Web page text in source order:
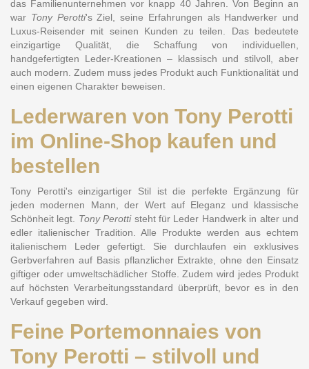
das Familienunternehmen vor knapp 40 Jahren. Von Beginn an
war Tony Perotti's Ziel, seine Erfahrungen als Handwerker und
Luxus-Reisender mit seinen Kunden zu teilen. Das bedeutete
einzigartige Qualität, die Schaffung von individuellen,
handgefertigten Leder-Kreationen – klassisch und stilvoll, aber
auch modern. Zudem muss jedes Produkt auch Funktionalität und
einen eigenen Charakter beweisen.
Lederwaren von Tony Perotti
im Online-Shop kaufen und
bestellen
Tony Perotti's einzigartiger Stil ist die perfekte Ergänzung für
jeden modernen Mann, der Wert auf Eleganz und klassische
Schönheit legt. Tony Perottisteht für Leder Handwerk in alter und
edler italienischer Tradition. Alle Produkte werden aus echtem
italienischem Leder gefertigt. Sie durchlaufen ein exklusives
Gerbverfahren auf Basis pflanzlicher Extrakte, ohne den Einsatz
giftiger oder umweltschädlicher Stoffe. Zudem wird jedes Produkt
auf höchsten Verarbeitungsstandard überprüft, bevor es in den
Verkauf gegeben wird.
Feine Portemonnaies von
Tony Perotti – stilvoll und